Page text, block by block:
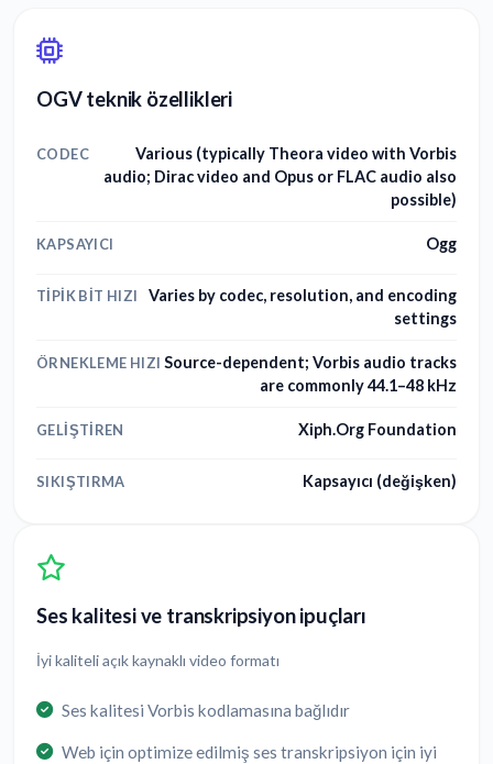
OGV teknik özellikleri
CODEC
Various (typically Theora video with Vorbis
audio; Dirac video and Opus or FLAC audio also
possible)
KAPSAYICI Ogg
TIPIK BIT HIZI
Varies by codec, resolution, and encoding
settings
ÖRNEKLEME HIZI Source-dependent; Vorbis audio tracks
are commonly 44.1–48 kHz
GELIŞTIREN Xiph.Org Foundation
SIKIŞTIRMA Kapsayıcı (değişken)
Ses kalitesi ve transkripsiyon ipuçları
İyi kaliteli açık kaynaklı video formatı
Ses kalitesi Vorbis kodlamasına bağlıdır
Web için optimize edilmiş ses transkripsiyon için iyi